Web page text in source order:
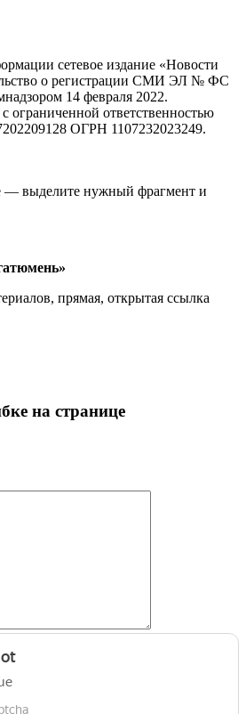
сетевое издание «Новости
о регистрации СМИ ЭЛ № ФС
14 февраля 2022.
ограниченной ответственностью
ОГРН 1107232023249.
— выделите нужный фрагмент и
прямая, открытая ссылка
на странице